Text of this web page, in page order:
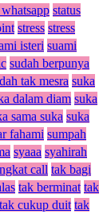
status
stress stress
isteri suami
sudah berpunya
tak mesra suka
dalam diam suka
sama suka suka
fahami sumpah
syaaa syahirah
call tak bagi
tak berminat tak
tak cukup duit tak